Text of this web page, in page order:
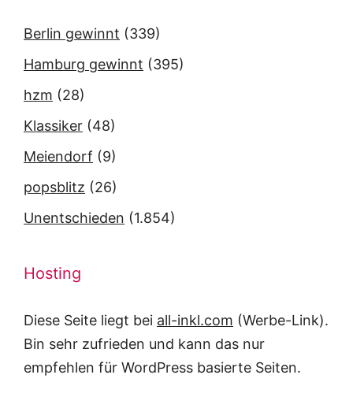
Berlin gewinnt (339)
Hamburg gewinnt (395)
hzm (28)
Klassiker (48)
Meiendorf (9)
popsblitz (26)
Unentschieden (1.854)
Hosting
Diese Seite liegt bei all-inkl.com (Werbe-Link).
Bin sehr zufrieden und kann das nur
empfehlen für WordPress basierte Seiten.